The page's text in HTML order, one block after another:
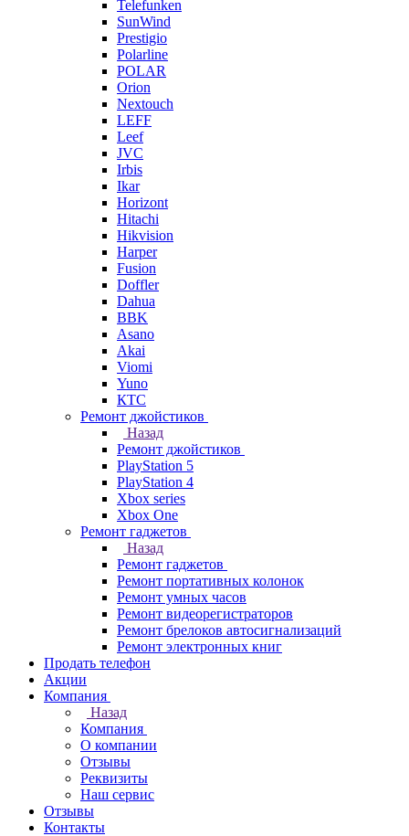
Telefunken
SunWind
Prestigio
Polarline
POLAR
Orion
Nextouch
LEFF
Leef
JVC
Irbis
Ikar
Horizont
Hitachi
Hikvision
Harper
Fusion
Doffler
Dahua
BBK
Asano
Akai
Viomi
Yuno
КТС
Ремонт джойстиков
Назад
Ремонт джойстиков
PlayStation 5
PlayStation 4
Xbox series
Xbox One
Ремонт гаджетов
Назад
Ремонт гаджетов
Ремонт портативных колонок
Ремонт умных часов
Ремонт видеорегистраторов
Ремонт брелоков автосигнализаций
Ремонт электронных книг
Продать телефон
Акции
Компания
Назад
Компания
О компании
Отзывы
Реквизиты
Наш сервис
Отзывы
Контакты